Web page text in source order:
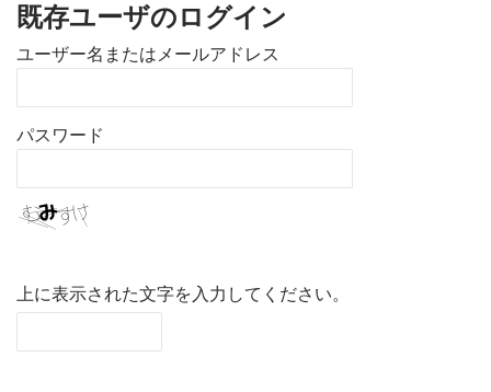
既存ユーザのログイン
ユーザー名またはメールアドレス
パスワード
上に表示された文字を入力してください。